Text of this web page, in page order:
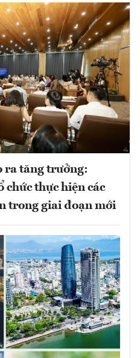
ra tăng trưởng:
chức thực hiện các
trong giai đoạn mới